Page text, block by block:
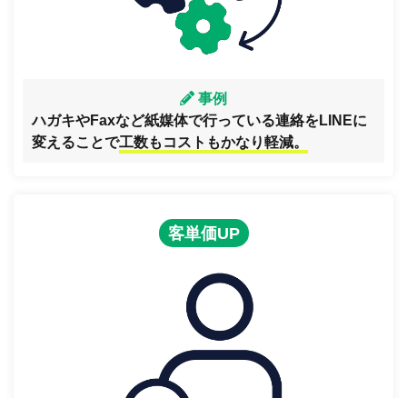
事例
ハガキやFaxなど紙媒体で行っている連絡をLINEに
変えることで工数もコストもかなり軽減。
客単価UP